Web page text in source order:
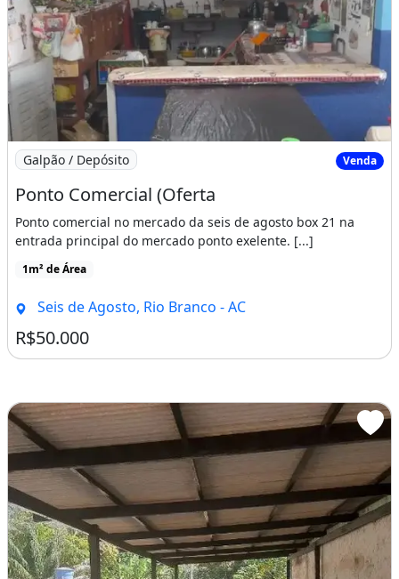
Imagem: Ponto Comercial (Oferta
Galpão / Depósito Venda
Ponto Comercial (Oferta
Ponto comercial no mercado da seis de agosto box 21 na
entrada principal do mercado ponto exelente. [...]
1m² de Área
Seis de Agosto, Rio Branco - AC
R$50.000